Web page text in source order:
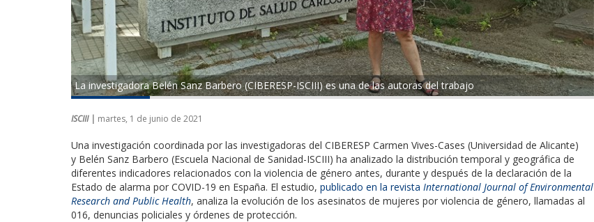
La investigadora ​Belén Sanz Barbero (CIBERESP-ISCIII) es una de las autoras del trabajo
ISCIII | martes, 1 de junio de 2021
Una investigación coordinada por las investigadoras del CIBERESP Carmen Vives-Cases (Universidad de Alicante)
y Belén Sanz Barbero (Escuela Nacional de Sanidad-ISCIII) ha analizado la distribución temporal y geográfica de
diferentes indicadores relacionados con la violencia de género antes, durante y después de la declaración de la
Estado de alarma por COVID-19 en España. El estudio, publicado en la revista International Journal of Environmental
Research and Public Health, analiza la evolución de los asesinatos de mujeres por violencia de género, llamadas al
016, denuncias policiales y órdenes de protección.